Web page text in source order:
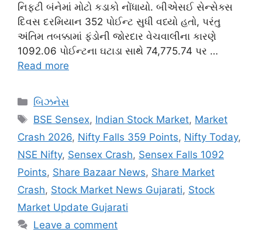
નિફ્ટી બંનેમાં મોટો કડાકો નોંધાયો. બીએસઈ સેન્સેક્સ
દિવસ દરમિયાન 352 પોઈન્ટ સુધી વધ્યો હતો, પરંતુ
અંતિમ તબક્કામાં ફંડોની જોરદાર વેચવાલીના કારણે
1092.06 પોઈન્ટના ઘટાડા સાથે 74,775.74 પર …
Read more
Categories
બિઝનેસ
Tags
BSE Sensex, Indian Stock Market, Market
Crash 2026, Nifty Falls 359 Points, Nifty Today,
NSE Nifty, Sensex Crash, Sensex Falls 1092
Points, Share Bazaar News, Share Market
Crash, Stock Market News Gujarati, Stock
Market Update Gujarati
Leave a comment